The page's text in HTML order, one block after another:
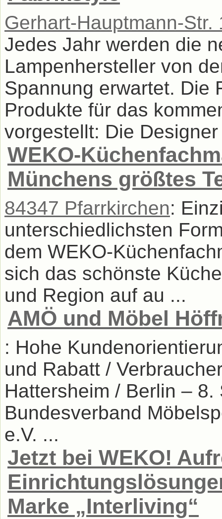
Gerhart-Hauptmann-
Jedes Jahr werden die
Lampenhersteller von
Spannung erwartet. Die
Produkte für das
vorgestellt: Die
WEKO-
Münchens größtes
84347 Pfarrkirchen:
unterschiedlichsten
dem WEKO-
sich das schönste
und Region auf au ...
AMÖ und Möbel
: Hohe
und Rabatt /
Hattersheim / Berlin –
Bundesverband
e.V. ...
Jetzt bei WEKO!
Marke „Interliving“